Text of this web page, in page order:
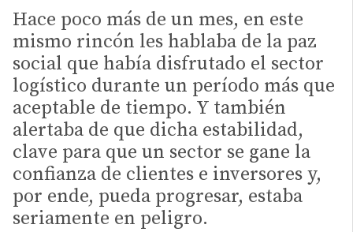
Hace poco más de un mes, en este
mismo rincón les hablaba de la paz
social que había disfrutado el sector
logístico durante un período más que
aceptable de tiempo. Y también
alertaba de que dicha estabilidad,
clave para que un sector se gane la
confianza de clientes e inversores y,
por ende, pueda progresar, estaba
seriamente en peligro.